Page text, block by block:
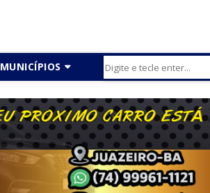
MUNICÍPIOS